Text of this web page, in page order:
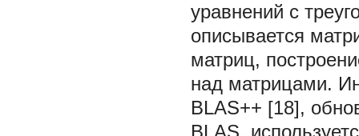
уравнений с
описывается
матриц,
над матрицами.
BLAS++ [18],
BLAS,